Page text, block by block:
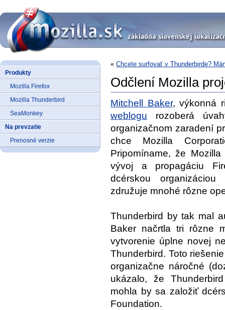
Produkty
Mozilla Firefox
Mozilla Thunderbird
SeaMonkey
Na prevzatie
Prenosné verzie
« Chcete surfovať v Thunderbirde?
Odčlení Mozilla
Mitchell Baker, výkonná
weblogu rozoberá
organizačnom zaradení
chce Mozilla
Pripomíname, že
vývoj a propagáciu
dcérskou
združuje mnohé rôzne
Thunderbird by tak mal
Baker načrtla tri rôzne
vytvorenie úplne novej
Thunderbird. Toto
organizačne náročné
ukázalo, že
mohla by sa založiť
Foundation.